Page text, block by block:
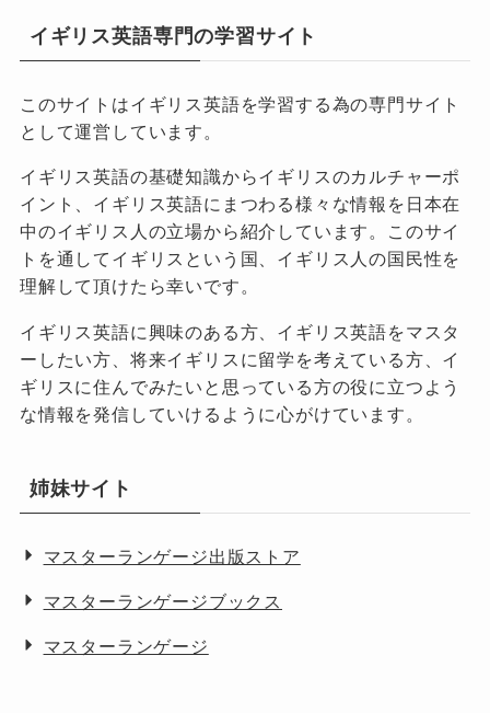
イギリス英語専門の学習サイト
このサイトはイギリス英語を学習する為の専門サイト
として運営しています。
イギリス英語の基礎知識からイギリスのカルチャーポ
イント、イギリス英語にまつわる様々な情報を日本在
中のイギリス人の立場から紹介しています。このサイ
トを通してイギリスという国、イギリス人の国民性を
理解して頂けたら幸いです。
イギリス英語に興味のある方、イギリス英語をマスタ
ーしたい方、将来イギリスに留学を考えている方、イ
ギリスに住んでみたいと思っている方の役に立つよう
な情報を発信していけるように心がけています。
姉妹サイト
マスターランゲージ出版ストア
マスターランゲージブックス
マスターランゲージ